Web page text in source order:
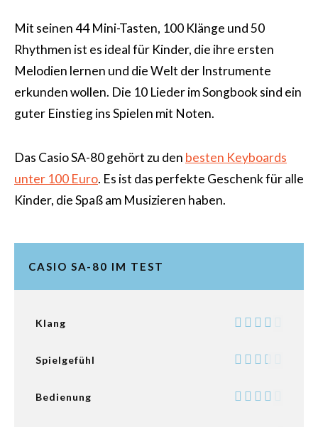
Mit seinen 44 Mini-Tasten, 100 Klänge und 50
Rhythmen ist es ideal für Kinder, die ihre ersten
Melodien lernen und die Welt der Instrumente
erkunden wollen. Die 10 Lieder im Songbook sind ein
guter Einstieg ins Spielen mit Noten.
Das Casio SA-80 gehört zu den besten Keyboards
unter 100 Euro. Es ist das perfekte Geschenk für alle
Kinder, die Spaß am Musizieren haben.
CASIO SA-80 IM TEST
Klang
Spielgefühl
Bedienung